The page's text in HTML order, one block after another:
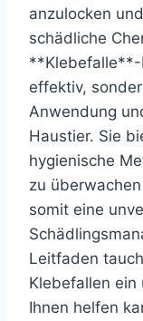
anzulocken
schädliche
**Klebefalle**-
effektiv,
Anwendung
Haustier. Sie
hygienische
zu
somit eine
Leitfaden
Klebefallen ein
Ihnen helfen